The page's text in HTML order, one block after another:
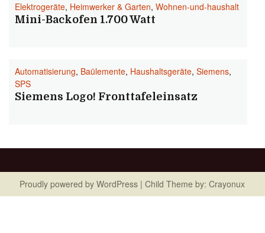
Elektrogeräte, Heimwerker & Garten, Wohnen-und-haushalt
Mini-Backofen 1.700 Watt
Automatisierung, Baülemente, Haushaltsgeräte, Siemens,
SPS
Siemens Logo! Fronttafeleinsatz
Proudly powered by WordPress | Child Theme by: Crayonux